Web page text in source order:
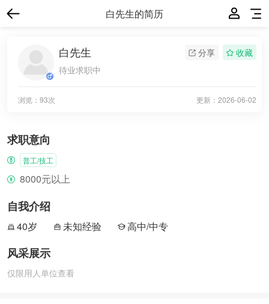
白先生的简历
分享 收藏
白先生
待业求职中
更新： 2026-06-02
浏览：93次
求职意向
普工/技工
8000元以上
自我介绍
40岁 未知经验 高中/中专
风采展示
仅限用人单位查看